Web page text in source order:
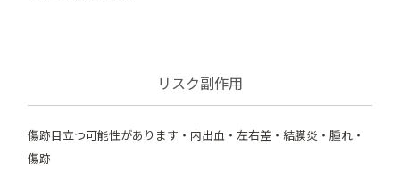
リスク副作用
傷跡目立つ可能性があります・内出血・左右差・結膜炎・腫れ・
傷跡